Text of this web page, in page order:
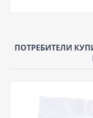
ПОТРЕБИТЕЛИ